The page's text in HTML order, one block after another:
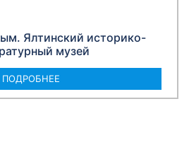
Ялтинский историко-
музей
ПОДРОБНЕЕ